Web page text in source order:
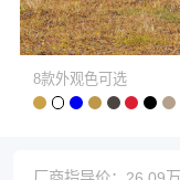
8款外观色可选